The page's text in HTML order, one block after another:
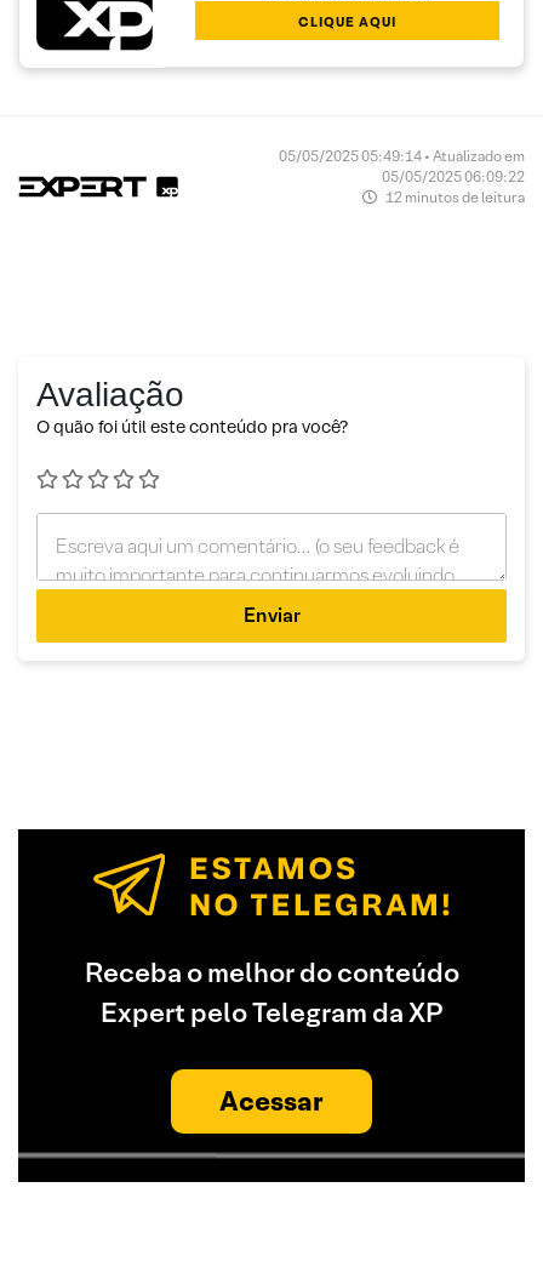
CLIQUE AQUI
05/05/2025 05:49:14 • Atualizado em
05/05/2025 06:09:22
12 minutos de leitura
Avaliação
O quão foi útil este conteúdo pra você?
Enviar
Receba o melhor do conteúdo
Expert pelo Telegram da XP
Acessar